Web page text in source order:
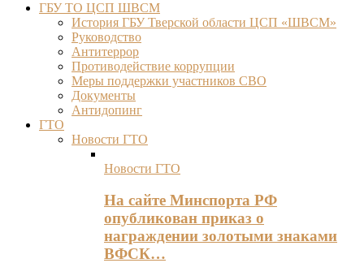
ГБУ ТО ЦСП ШВСМ
История ГБУ Тверской области ЦСП «ШВСМ»
Руководство
Антитеррор
Противодействие коррупции
Меры поддержки участников СВО
Документы
Антидопинг
ГТО
Новости ГТО
Новости ГТО
На сайте Минспорта РФ
опубликован приказ о
награждении золотыми знаками
ВФСК…